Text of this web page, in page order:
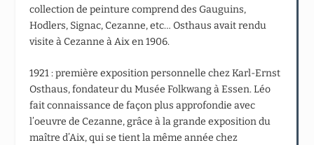
collection de peinture comprend des Gauguins,
Hodlers, Signac, Cezanne, etc… Osthaus avait rendu
visite à Cezanne à Aix en 1906.
1921 : première exposition personnelle chez Karl-Ernst
Osthaus, fondateur du Musée Folkwang à Essen. Léo
fait connaissance de façon plus approfondie avec
l’oeuvre de Cezanne, grâce à la grande exposition du
maître d’Aix, qui se tient la même année chez